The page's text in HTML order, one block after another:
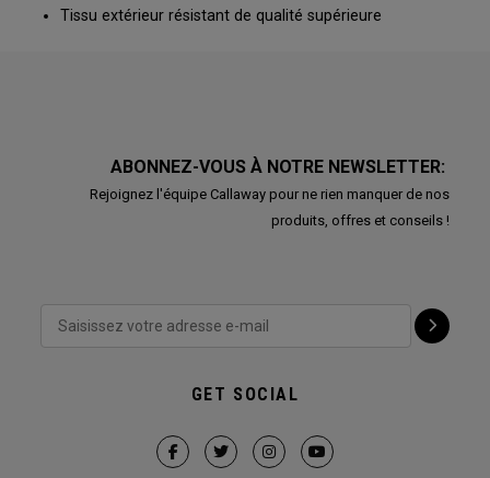
Tissu extérieur résistant de qualité supérieure
ABONNEZ-VOUS À NOTRE NEWSLETTER:
Rejoignez l'équipe Callaway pour ne rien manquer de nos
produits, offres et conseils !
GET SOCIAL